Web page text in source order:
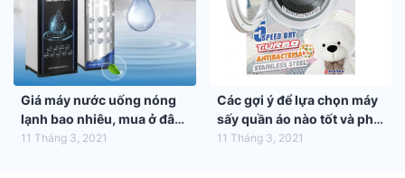
Giá máy nước uống nóng
lạnh bao nhiêu, mua ở đâu
tốt nhất?
11 Tháng 3, 2021
Các gợi ý để lựa chọn máy
sấy quần áo nào tốt và phù
hợp nhất với gia đình bạn
11 Tháng 3, 2021